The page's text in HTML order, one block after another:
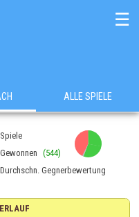
☰
ALLE SPIELE
Spiele
Gewonnen (544)
Durchschn. Gegnerbewertung